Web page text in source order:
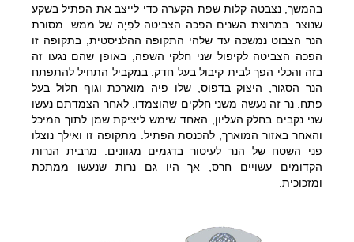
ילדים ומשפחה
שעת סיפור
מוזות במוזיאון
ימי הולדת
סדנאות בחגים ובקיץ
פעילות עצמית לכל
המשפחה
הוצאה לאור
בהמשך, נצבטה קלות שפת הקערה כדי לייצב את הפתיל בשקע
שנוצר. במרוצת השנים הפכה הצביטה לפִיָה של ממש. מסורת
הנר הצבוט נמשכה עד שלהי התקופה ההלניסטית, בתקופה זו
הפכה הצביטה לקיפול שני חלקי השפה, באופן שהם נגעו זה
בזה והכלי הפך לבית קיבול בעל חדק. במקביל התחיל להתפתח
הנר הסגור, היצוק בדפוס, שלו פיה מוארכת וגוף חלול בעל
פתח. נר זה נעשה משני חלקים שהוצמדו. לאחר הצמדתם נעשו
שני נקבים בחלק העליון, האחד שימש ליציקת שמן לתוך המיכל
והאחר באזור המוארך, להכנסת הפתיל. מתקופה זו ואילך נוצלו
פני השטח של הנר לעיטור בדגמים מגוונים. מרבית הנרות
הקדומים עשויים חרס, אך היו גם נרות שנעשו ממתכת
ומזכוכית.